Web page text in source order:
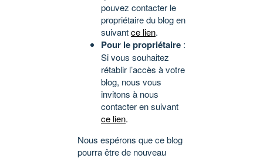
pouvez contacter le
propriétaire du blog en
suivantce lien.
Pour le propriétaire :
Si vous souhaitez
rétablir l’accès à votre
blog, nous vous
invitons à nous
contacter en suivant
ce lien.
Nous espérons que ce blog
pourra être de nouveau